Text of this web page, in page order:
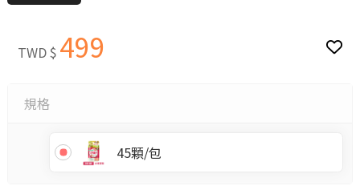
TWD $ 499
規格
45顆/包